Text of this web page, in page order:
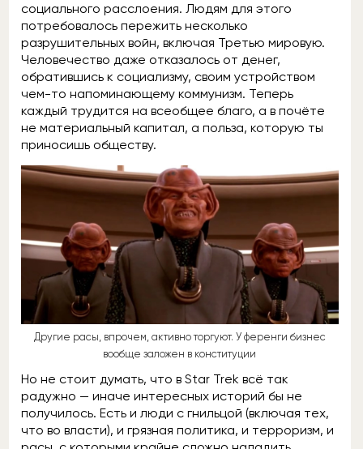
социального расслоения. Людям для этого
потребовалось пережить несколько
разрушительных войн, включая Третью мировую.
Человечество даже отказалось от денег,
обратившись к социализму, своим устройством
чем-то напоминающему коммунизм. Теперь
каждый трудится на всеобщее благо, а в почёте
не материальный капитал, а польза, которую ты
приносишь обществу.
Другие расы, впрочем, активно торгуют. У ференги бизнес
вообще заложен в конституции
Но не стоит думать, что в Star Trek всё так
радужно — иначе интересных историй бы не
получилось. Есть и люди с гнильцой (включая тех,
что во власти), и грязная политика, и терроризм, и